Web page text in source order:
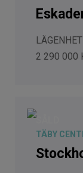
LÄGENHET
2 290 000
SÅLD
TÄBY